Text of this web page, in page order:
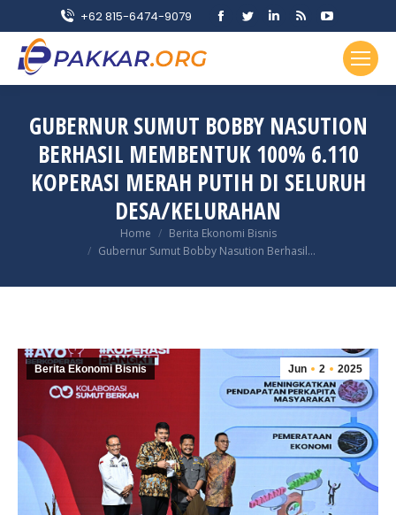
+62 815-6474-9079
Facebook
in
window
Twitter
in
window
Linkedin
in
window
Rss
opens
in
window
YouTube
page
opens
in
window
GUBERNUR SUMUT BOBBY NASUTION
BERHASIL MEMBENTUK 100% 6.110
KOPERASI MERAH PUTIH DI SELURUH
DESA/KELURAHAN
Home
Berita Ekonomi Bisnis
Gubernur Sumut Bobby Nasution Berhasil…
Jun 2 2025
Berita Ekonomi Bisnis